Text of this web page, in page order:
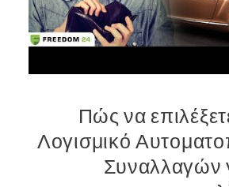
Πώς να
Λογισμικό
Συναλλαγών